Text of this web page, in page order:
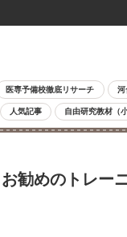
医専予備校徹底リサーチ 河
人気記事 自由研究教材（
勧めのトレー